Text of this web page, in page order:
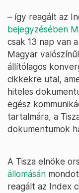
– így reagált az
bejegyzésében
csak 13 nap van
Magyar
állítólagos
cikkekre utal,
hiteles
egész
tartalmára, a
dokumentumok
A Tisza elnöke
állomásán
reagált az Index